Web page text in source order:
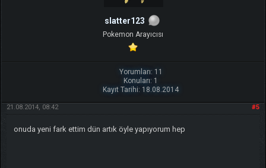
slatter123
Pokemon Arayıcısı
Yorumları: 11
Konuları: 1
Kayıt Tarihi: 18.08.2014
#5
21.08.2014, 08:42
onuda yeni fark ettim dün artık öyle yapıyorum hep